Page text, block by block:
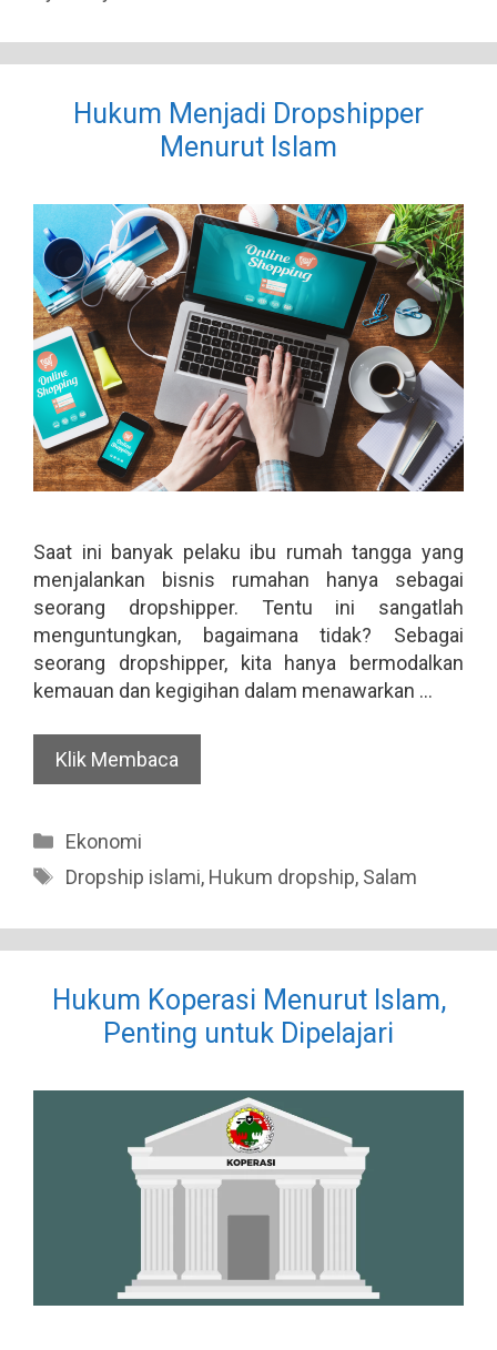
Hukum Menjadi Dropshipper
Menurut Islam
Saat ini banyak pelaku ibu rumah tangga yang
menjalankan bisnis rumahan hanya sebagai
seorang dropshipper. Tentu ini sangatlah
menguntungkan, bagaimana tidak? Sebagai
seorang dropshipper, kita hanya bermodalkan
kemauan dan kegigihan dalam menawarkan …
Klik Membaca
Categories
Ekonomi
Tags
Dropship islami, Hukum dropship, Salam
Hukum Koperasi Menurut Islam,
Penting untuk Dipelajari